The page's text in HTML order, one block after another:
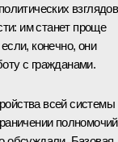
взглядов
им станет проще
конечно, они
с гражданами.
всей системы